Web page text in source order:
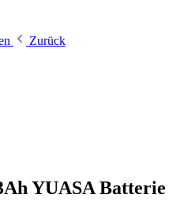
Zurück
YUASA Batterie